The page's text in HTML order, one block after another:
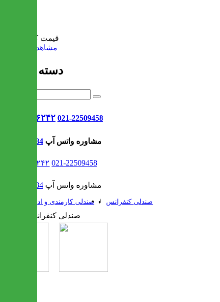
قیمت کل:
مشاهده سبد خرید
دسته بندی ها
021-۹۱۳۰۶۲۴۲ 021-22509458
09302308484 مشاوره واتس آپ
021-۹۱۳۰۶۲۴۲ 021-22509458
09302308484 مشاوره واتس آپ
صندلی کارمندی و اداری / صندلی کنفرانس